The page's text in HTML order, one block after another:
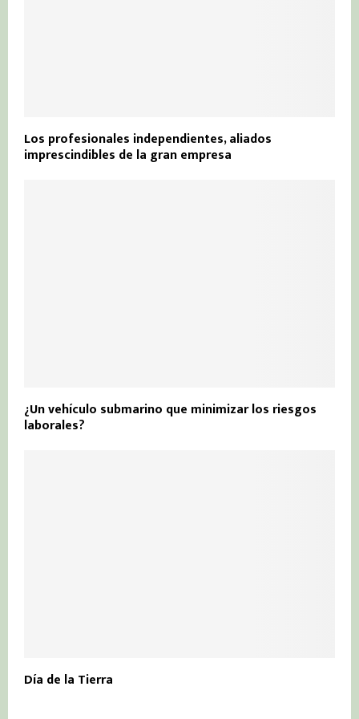
Los profesionales independientes, aliados
imprescindibles de la gran empresa
¿Un vehículo submarino que minimizar los riesgos
laborales?
Día de la Tierra